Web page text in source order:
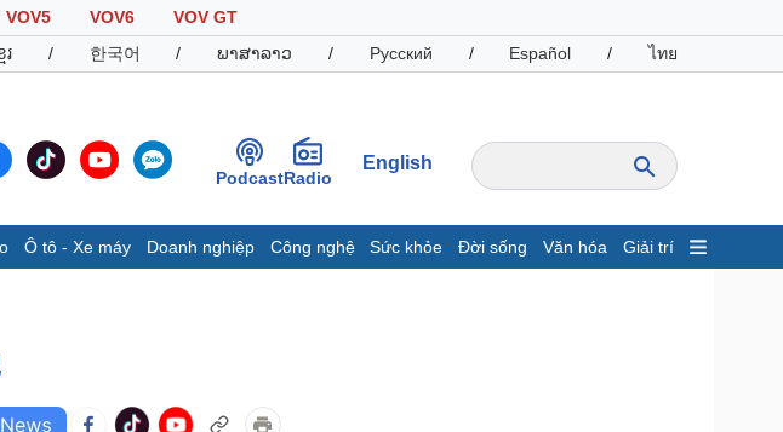
VOV5 VOV6
VOV GT
រ / 한국어 / ພາສາລາວ / Русский / Español / ไทย
PodcastRadio
English
Ô tô - Xe máy Doanh nghiệp Công nghệ Sức khỏe Đời sống Văn hóa Giải trí
Magazine